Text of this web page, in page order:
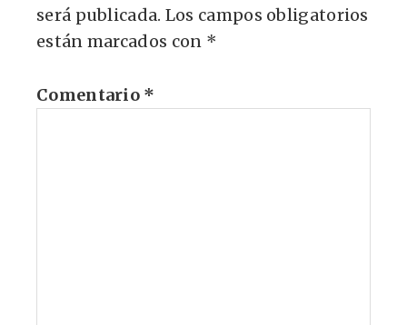
será publicada. Los campos obligatorios
están marcados con *
Comentario *